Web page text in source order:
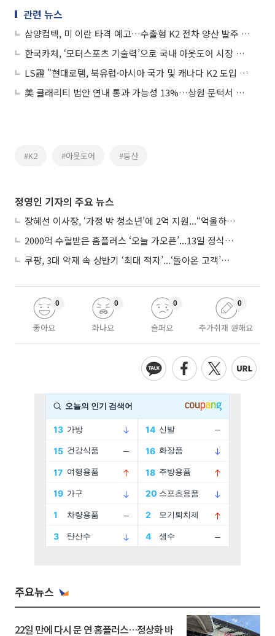
관련 뉴스
삼양컴텍, 미 이란 타격 예고…수출형 K2 전차 양산 발주 확보 부각에 상승세
한국카처, ‘모터스포츠 기술력’으로 국내 아웃도어 시장 공략
LS證 "현대로템, 북유럽·아시아 국가 및 캐나다 K2 도입 가능성↑"
美 클래리티 법안 연내 통과 가능성 13%…상원 문턱서 제동
#K2 #아웃도어 #등산
정영인 기자의 주요 뉴스
장혜선 이사장, ‘가정 밖 청소년’에 2억 지원...“억울하고 아파도 단단해지길”
2000억 수혈받은 홈플러스 ‘오늘 가오픈’...13일 정식 개장 시험대
쿠팡, 3대 악재 속 상반기 ‘최대 적자’...‘돌아온 고객’에 수익성 반등 주목
좋아요
0
화나요
0
슬퍼요
0
추가취재 원해요
0
주요뉴스
22일 만에 다시 문 연 홈플러스…정상화 바